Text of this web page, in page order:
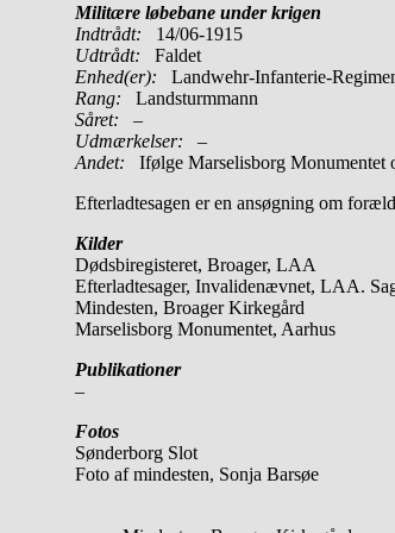
Militære løbebane under krigen
Indtrådt: 14/06-1915
Udtrådt: Faldet
Enhed(er):
Landwehr-Infanterie-
Rang:
Landsturmmann
Såret: –
Udmærkelser: –
Andet: Ifølge Marselisborg
Efterladtesagen er en ansøgning om
Kilder
Dødsbiregisteret, Broager, LAA
Efterladtesager, Invalidenævnet, LAA.
Mindesten, Broager Kirkegård
Marselisborg Monumentet, Aarhus
Publikationer
–
Fotos
Sønderborg Slot
Foto af mindesten, Sonja Barsøe